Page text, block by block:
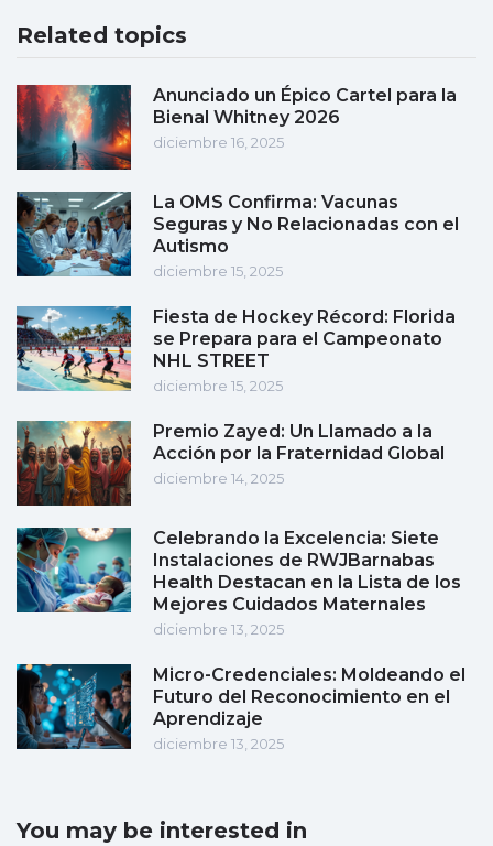
Related topics
Anunciado un Épico Cartel para la
Bienal Whitney 2026
diciembre 16, 2025
La OMS Confirma: Vacunas
Seguras y No Relacionadas con el
Autismo
diciembre 15, 2025
Fiesta de Hockey Récord: Florida
se Prepara para el Campeonato
NHL STREET
diciembre 15, 2025
Premio Zayed: Un Llamado a la
Acción por la Fraternidad Global
diciembre 14, 2025
Celebrando la Excelencia: Siete
Instalaciones de RWJBarnabas
Health Destacan en la Lista de los
Mejores Cuidados Maternales
diciembre 13, 2025
Micro-Credenciales: Moldeando el
Futuro del Reconocimiento en el
Aprendizaje
diciembre 13, 2025
You may be interested in